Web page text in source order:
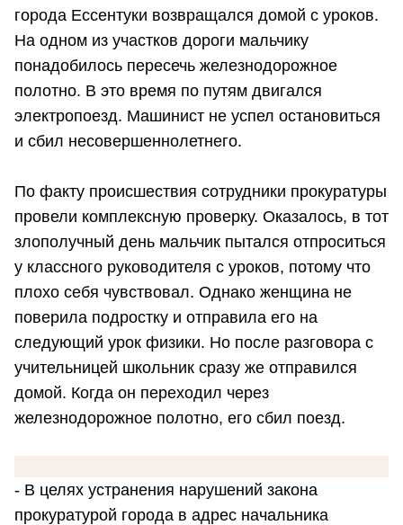
города Ессентуки возвращался домой с уроков.
На одном из участков дороги мальчику
понадобилось пересечь железнодорожное
полотно. В это время по путям двигался
электропоезд. Машинист не успел остановиться
и сбил несовершеннолетнего.
По факту происшествия сотрудники прокуратуры
провели комплексную проверку. Оказалось, в тот
злополучный день мальчик пытался отпроситься
у классного руководителя с уроков, потому что
плохо себя чувствовал. Однако женщина не
поверила подростку и отправила его на
следующий урок физики. Но после разговора с
учительницей школьник сразу же отправился
домой. Когда он переходил через
железнодорожное полотно, его сбил поезд.
- В целях устранения нарушений закона
прокуратурой города в адрес начальника